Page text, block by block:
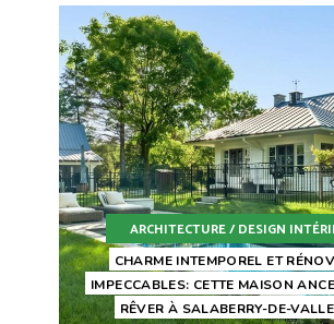
ARCHITECTURE / DESIGN
CHARME INTEMPOREL ET
IMPECCABLES: CETTE MAISON
RÊVER À SALABERRY-DE-